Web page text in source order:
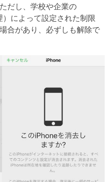
だし、学校や企業の
によって設定された制限
合があり、必ずしも解除で